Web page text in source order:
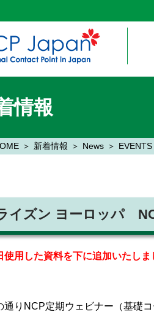
情報
新着情報 News EVENTS
イズン ヨーロッパ
用した資料を下に追加いたしま
通りNCP定期ウェビナー（基礎